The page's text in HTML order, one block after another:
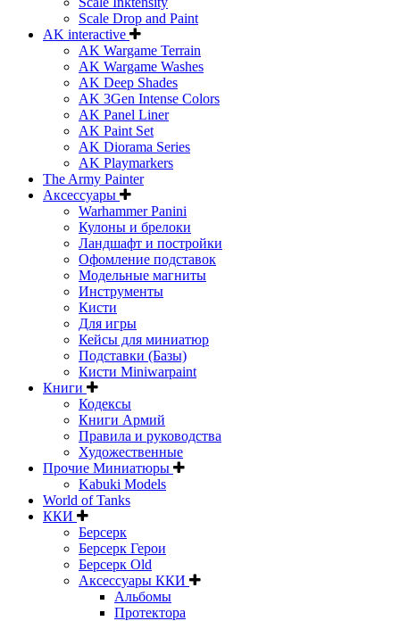
Scale Drop and Paint
AK interactive
AK Wargame Terrain
AK Wargame Washes
AK Deep Shades
AK 3Gen Intense Colors
AK Panel Liner
AK Paint Set
AK Diorama Series
AK Playmarkers
The Army Painter
Аксессуары
Warhammer Panini
Кулоны и брелоки
Ландшафт и постройки
Офомление подставок
Модельные магниты
Инструменты
Кисти
Для игры
Кейсы для миниатюр
Подставки (Базы)
Кисти Miniwarpaint
Книги
Кодексы
Книги Армий
Правила и руководства
Художественные
Прочие Миниатюры
Kabuki Models
World of Tanks
ККИ
Берсерк
Берсерк Герои
Берсерк Old
Аксессуары ККИ
Альбомы
Протектора